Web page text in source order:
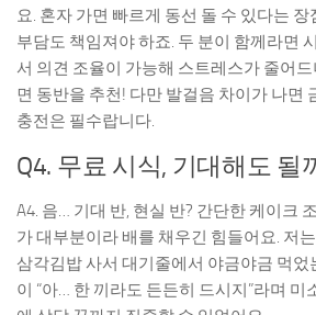
요. 혼자 가면 빠르게 동선 돌 수 있다는 장
부담도 책임져야 하죠. 두 분이 함께라면
서 의견 조율이 가능해 스트레스가 줄어
면 동반을 추천! 다만 발걸음 차이가 나면
충전은 필수랍니다.
Q4. 무료 시식, 기대해도 될
A4. 음… 기대 반, 현실 반? 간단한 케이크
가 대부분이라 배를 채우긴 힘들어요. 저
삼각김밥 사서 대기줄에서 야금야금 먹었
이 “아… 한 끼라도 든든히 드시지”라며 미